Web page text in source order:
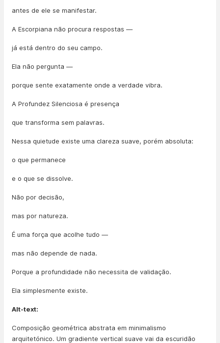
antes de ele se manifestar.
A Escorpiana não procura respostas —
já está dentro do seu campo.
Ela não pergunta —
porque sente exatamente onde a verdade vibra.
A Profundez Silenciosa é presença
que transforma sem palavras.
Nessa quietude existe uma clareza suave, porém absoluta:
o que permanece
e o que se dissolve.
Não por decisão,
mas por natureza.
É uma força que acolhe tudo —
mas não depende de nada.
Porque a profundidade não necessita de validação.
Ela simplesmente existe.
Alt-text:
Composição geométrica abstrata em minimalismo
arquitetónico. Um gradiente vertical suave vai da escuridão